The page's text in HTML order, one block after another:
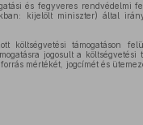
és fegyveres rendvédelmi
kijelölt miniszter) által
költségvetési támogatáson
jogosult a
mértékét, jogcímét és